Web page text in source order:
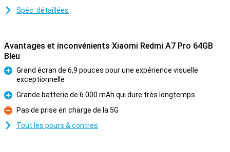
Spéc. détaillées
Avantages et inconvénients Xiaomi Redmi A7 Pro 64GB
Bleu
Pour
Grand écran de 6,9 pouces pour une expérience visuelle
exceptionnelle
Pour
Grande batterie de 6 000 mAh qui dure très longtemps
Contre
Pas de prise en charge de la 5G
Tout les pours & contres